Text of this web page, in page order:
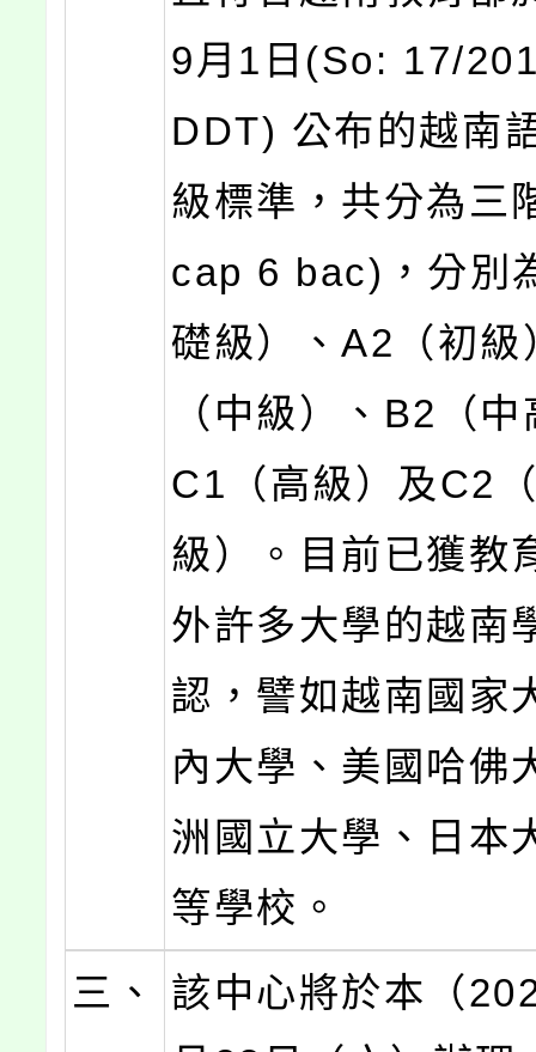
9月1日(So: 17/
DDT) 公布的越南
級標準，共分為三
cap 6 bac)，分別
礎級）、A2（初級
（中級）、B2（
C1（高級）及C2
級）。目前已獲教
外許多大學的越南
認，譬如越南國家
內大學、美國哈佛
洲國立大學、日本
等學校。
三、
該中心將於本（